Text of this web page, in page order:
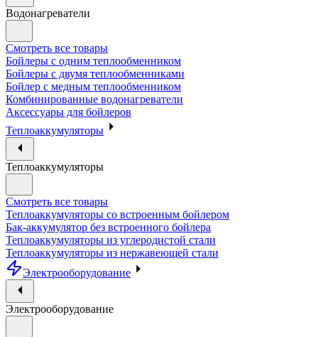
Водонагреватели
Смотреть все товары
Бойлеры с одним теплообменником
Бойлеры с двумя теплообменниками
Бойлер с медным теплообменником
Комбинированные водонагреватели
Аксессуары для бойлеров
Теплоаккумуляторы
Теплоаккумуляторы
Смотреть все товары
Теплоаккумуляторы со встроенным бойлером
Бак-аккумулятор без встроенного бойлера
Теплоаккумуляторы из углеродистой стали
Теплоаккумуляторы из нержавеющей стали
Электрооборудование
Электрооборудование